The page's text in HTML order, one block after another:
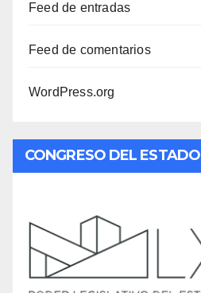
Feed de entradas
Feed de comentarios
WordPress.org
CONGRESO DEL ESTADO